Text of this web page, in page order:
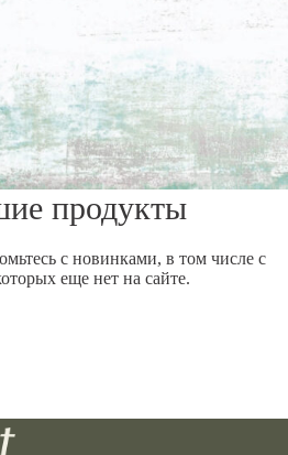
продукты
с новинками, в том числе с
еще нет на сайте.